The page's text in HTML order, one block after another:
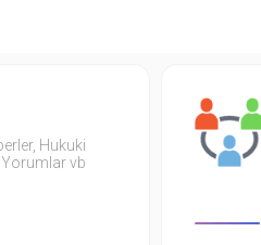
Hukuki
Yorumlar vb